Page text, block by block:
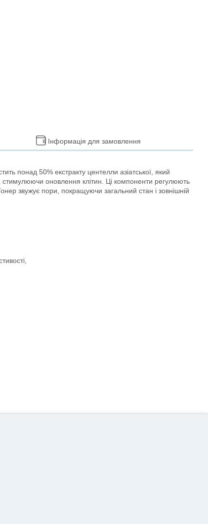
Інформація для замовлення
понад 50% екстракту центелли азіатської, який
стимулюючи оновлення клітин. Ці компоненти регулюють
звужує пори, покращуючи загальний стан і зовнішній